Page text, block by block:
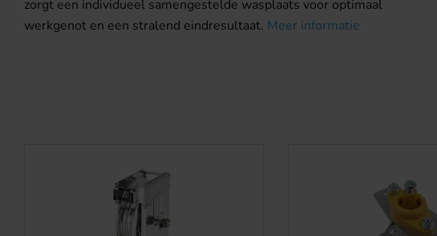
zorgt een individueel samengestelde wasplaats voor optimaal
werkgenot en een stralend eindresultaat. Meer informatie